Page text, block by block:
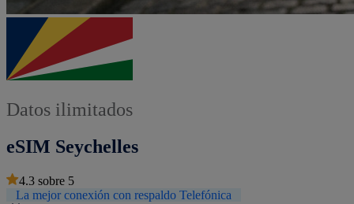
Datos ilimitados
eSIM Seychelles
4.3 sobre 5
La mejor conexión con respaldo Telefónica